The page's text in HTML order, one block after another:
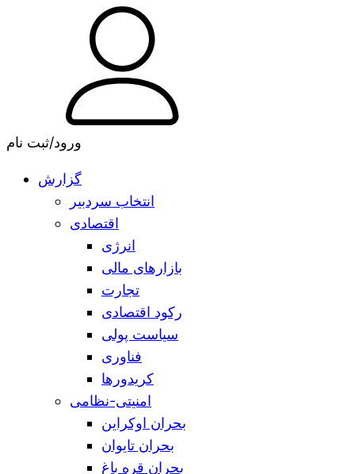
ورود/ثبت نام
گزارش
انتخاب سردبیر
اقتصادی
انرژی
بازارهای مالی
تجارت
رکود اقتصادی
سیاست پولی
فناوری
کریدورها
امنیتی-نظامی
بحران اوکراین
بحران تایوان
بحران قره باغ